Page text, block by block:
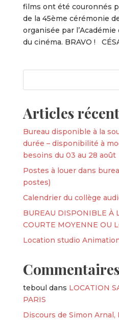
films ont été couronnés
de la 45ème cérémonie
organisée par
du cinéma. BRAVO !
Articles
Bureau disponible à la
durée – disponibilité à
besoins du 03 au 28 août
Postes à louer dans
postes)
Calendrier du collège
BUREAU DISPONIBLE À
COURTE MOYENNE OU
Location studio
teboul dans LOCATION
PARIS
Discours de Simon